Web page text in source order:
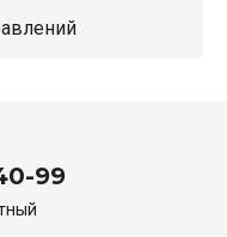
86 направлений
99